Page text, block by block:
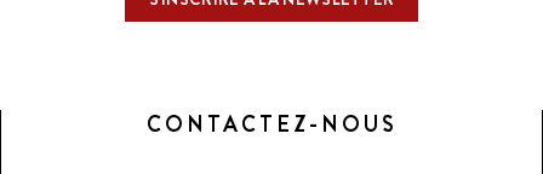
CONTACTEZ-NOUS